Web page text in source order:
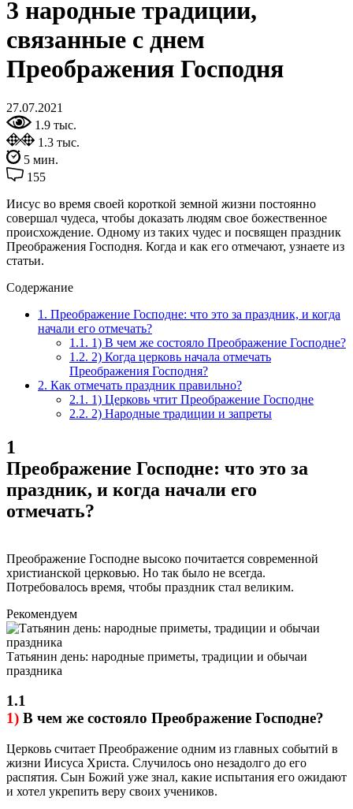
3 народные традиции,
связанные с днем
Преображения Господня
27.07.2021
1.9 тыс.
1.3 тыс.
5 мин.
155
Иисус во время своей короткой земной жизни постоянно
совершал чудеса, чтобы доказать людям свое божественное
происхождение. Одному из таких чудес и посвящен праздник
Преображения Господня. Когда и как его отмечают, узнаете из
статьи.
Содержание
1. Преображение Господне: что это за праздник, и когда
начали его отмечать?
1.1. 1) В чем же состояло Преображение Господне?
1.2. 2) Когда церковь начала отмечать
Преображения Господня?
2. Как отмечать праздник правильно?
2.1. 1) Церковь чтит Преображение Господне
2.2. 2) Народные традиции и запреты
1
Преображение Господне: что это за
праздник, и когда начали его
отмечать?
Преображение Господне высоко почитается современной
христианской церковью. Но так было не всегда.
Потребовалось время, чтобы праздник стал великим.
Рекомендуем
Татьянин день: народные приметы, традиции и обычаи
праздника
1.1
1) В чем же состояло Преображение Господне?
Церковь считает Преображение одним из главных событий в
жизни Иисуса Христа. Случилось оно незадолго до его
распятия. Сын Божий уже знал, какие испытания его ожидают
и хотел укрепить веру своих учеников.